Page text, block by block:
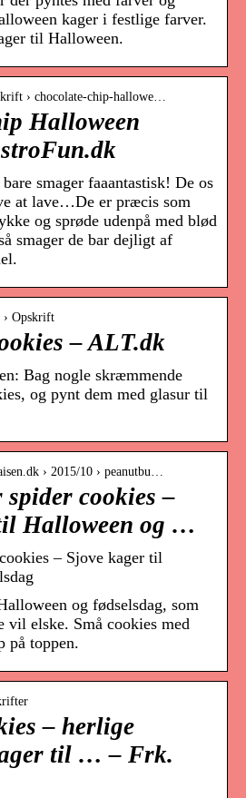
kager i festlige farver.
til Halloween.
› chocolate-chip-hallowe…
Halloween
smager faaantastisk! De os
at lave…De er præcis som
og sprøde udenpå med blød
smager de bar dejligt af
› Opskrift
– ALT.dk
Bag nogle skræmmende
og pynt dem med glasur til
› 2015/10 › peanutbu…
cookies –
Halloween og …
– Sjove kager til
og fødselsdag, som
vil elske. Små cookies med
på toppen.
– herlige
til … – Frk.